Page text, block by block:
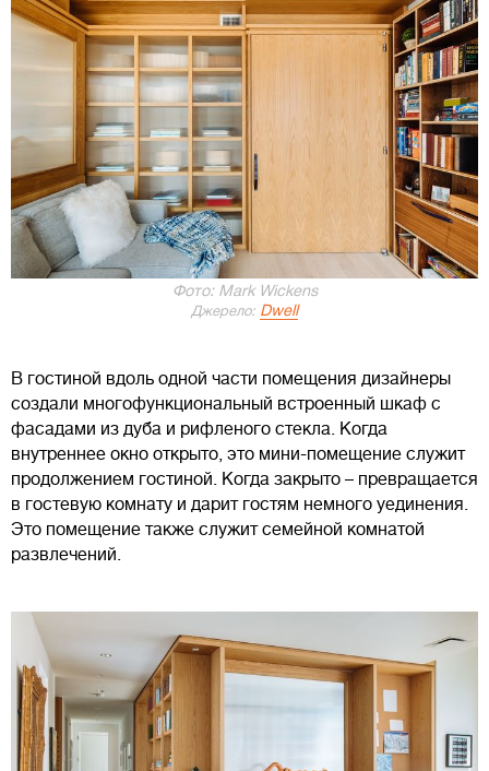
Фото: Mark Wickens
Джерело: Dwell
В гостиной вдоль одной части помещения дизайнеры
создали многофункциональный встроенный шкаф с
фасадами из дуба и рифленого стекла. Когда
внутреннее окно открыто, это мини-помещение служит
продолжением гостиной. Когда закрыто – превращается
в гостевую комнату и дарит гостям немного уединения.
Это помещение также служит семейной комнатой
развлечений.